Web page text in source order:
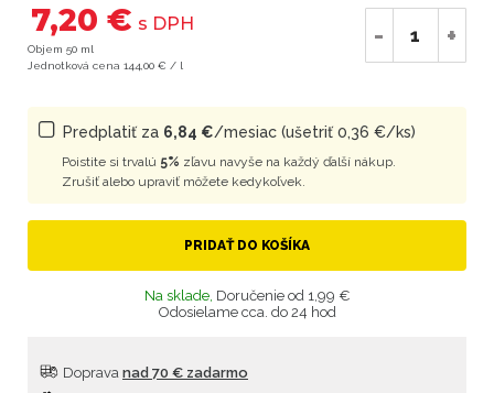
7,20 € s DPH
Objem 50 ml
Jednotková cena 144,00 € / l
- +
Predplatiť za 6,84 €/mesiac (ušetriť 0,36 €/ks)
Poistite si trvalú 5% zľavu navyše na každý ďalší nákup.
Zrušiť alebo upraviť môžete kedykoľvek.
PRIDAŤ DO KOŠÍKA
Na sklade, Doručenie od 1,99 €
Odosielame cca. do 24 hod
Doprava nad 70 € zadarmo